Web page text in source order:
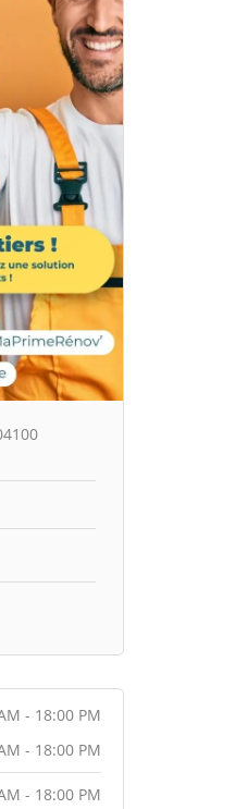
- 18:00 PM
- 18:00 PM
- 18:00 PM